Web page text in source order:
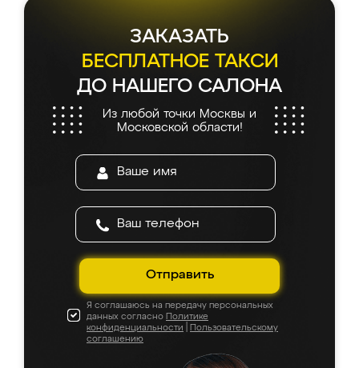
ЗАКАЗАТЬ
БЕСПЛАТНОЕ ТАКСИ
ДО НАШЕГО САЛОНА
Из любой точки Москвы и
Московской области!
Отправить
Я соглашаюсь на передачу персональных
данных согласно Политике
конфиденциальности
Пользовательскому
соглашению